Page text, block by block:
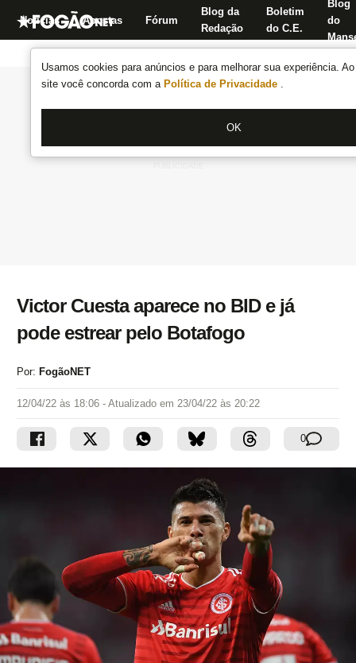
Usamos cookies para anúncios e para melhorar sua experiência.
site você concorda com a Política de Privacidade .
OK
Notícias Apostas Fórum
Blog da
Redação
Boletim
do C.E.
Blog
do
Victor Cuesta aparece no BID e já
pode estrear pelo Botafogo
Por: FogãoNET
12/04/22 às 18:06 - Atualizado em 23/04/22 às 20:22
0